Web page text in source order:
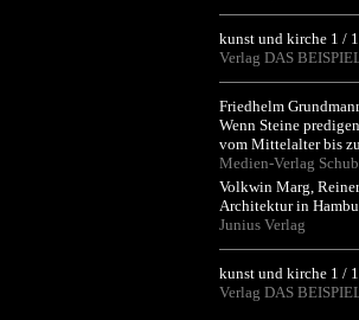
kunst und kirche 1 /
Verlag DAS
Friedhelm
Wenn Steine
vom Mittelalter bis
Medien-Verlag
Volkwin Marg,
Architektur in
Junius Verlag
kunst und kirche 1 /
Verlag DAS